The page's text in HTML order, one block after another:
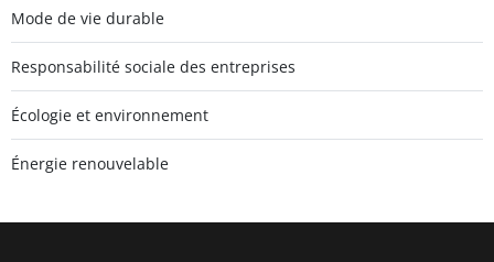
Mode de vie durable
Responsabilité sociale des entreprises
Écologie et environnement
Énergie renouvelable